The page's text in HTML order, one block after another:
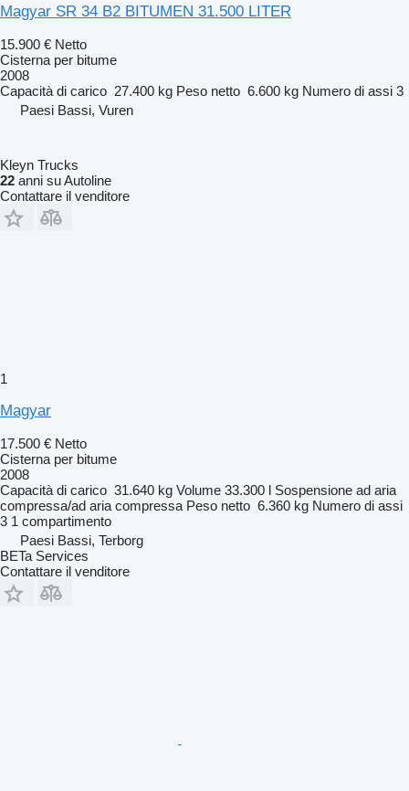
Magyar SR 34 B2 BITUMEN 31.500 LITER
15.900 € Netto
Cisterna per bitume
2008
Capacità di carico 27.400 kg Peso netto 6.600 kg Numero di assi 3
Paesi Bassi, Vuren
Kleyn Trucks
22 anni su Autoline
Contattare il venditore
1
Magyar
17.500 € Netto
Cisterna per bitume
2008
Capacità di carico 31.640 kg Volume 33.300 l Sospensione ad aria
compressa/ad aria compressa Peso netto 6.360 kg Numero di assi
3 1 compartimento
Paesi Bassi, Terborg
BETa Services
Contattare il venditore